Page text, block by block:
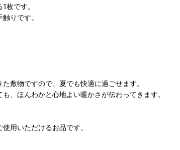
枚です。
りです。
敷物ですので、夏でも快適に過ごせます。
、ほんわかと心地よい暖かさが伝わってきます。
用いただけるお品です。